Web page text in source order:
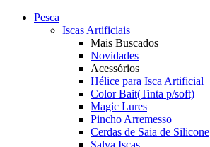
Pesca
Iscas Artificiais
Mais Buscados
Novidades
Acessórios
Hélice para Isca Artificial
Color Bait(Tinta p/soft)
Magic Lures
Pincho Arremesso
Cerdas de Saia de Silicone
Salva Iscas